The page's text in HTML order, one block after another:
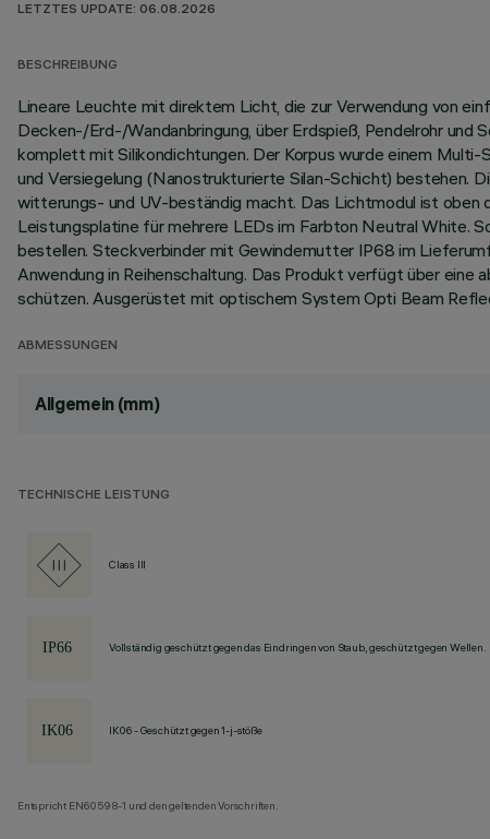
LETZTES UPDATE: 06.08.2026
BESCHREIBUNG
Lineare Leuchte mit direktem Licht, die zur Verwendung von
Decken-/Erd-/Wandanbringung, über Erdspieß, Pendelrohr und
komplett mit Silikondichtungen. Der Korpus wurde einem
und Versiegelung (Nanostrukturierte Silan-Schicht) bestehen.
witterungs- und UV-beständig macht. Das Lichtmodul ist oben
Leistungsplatine für mehrere LEDs im Farbton Neutral White.
bestellen. Steckverbinder mit Gewindemutter IP68 im
Anwendung in Reihenschaltung. Das Produkt verfügt über eine
schützen. Ausgerüstet mit optischem System Opti Beam
ABMESSUNGEN
Allgemein (mm)
TECHNISCHE LEISTUNG
Class III
Vollständig geschützt gegen das Eindringen von Staub, geschützt gegen Wellen.
IK06 - Geschützt gegen 1-j-stöße
Entspricht EN60598-1 und den geltenden Vorschriften.